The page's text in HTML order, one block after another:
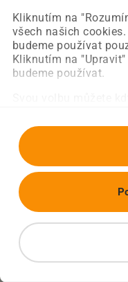
Kliknutím na
všech našich
budeme používat
Kliknutím na
budeme používat.
Obnovit